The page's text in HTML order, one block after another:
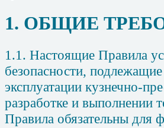
1. ОБЩИЕ
1.1. Настоящие Правила
безопасности,
эксплуатации кузнечно-
разработке и выполнении
Правила обязательны для